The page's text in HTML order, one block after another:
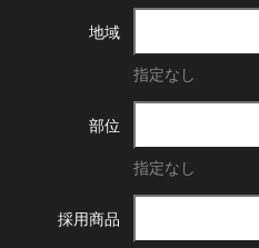
地域
指定なし
部位
指定なし
採用商品